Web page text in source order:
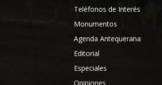
Teléfonos de Interés
Monumentos
Agenda Antequerana
Editorial
Especiales
Opiniones